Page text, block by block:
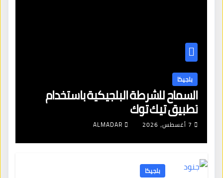
بلجيكا
السماح للشرطة البلجيكية باستخدام
تطبيق تيك توك
7 أغسطس، 2026 ALMADAR
بلجيكا